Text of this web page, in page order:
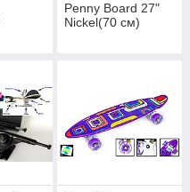
Penny Board 27"
Nickel(70 см)